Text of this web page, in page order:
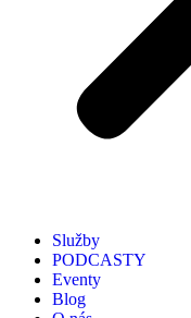
Služby
PODCASTY
Eventy
Blog